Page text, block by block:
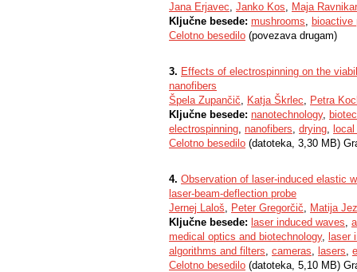
Jana Erjavec, Janko Kos, Maja Ravnikar
Ključne besede: mushrooms, bioactive
Celotno besedilo (povezava drugam)
3. Effects of electrospinning on the
nanofibers
Špela Zupančič, Katja Škrlec, Petra
Ključne besede: nanotechnology,
electrospinning, nanofibers, drying,
Celotno besedilo (datoteka, 3,30 MB)
4. Observation of laser-induced elastic
laser-beam-deflection probe
Jernej Laloš, Peter Gregorčič, Matija
Ključne besede: laser induced waves,
medical optics and biotechnology, laser
algorithms and filters, cameras, lasers,
Celotno besedilo (datoteka, 5,10 MB)